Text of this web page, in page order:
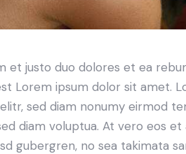
et justo duo dolores et ea
Lorem ipsum dolor sit amet.
sed diam nonumy eirmod
diam voluptua. At vero eos
gubergren, no sea takimata